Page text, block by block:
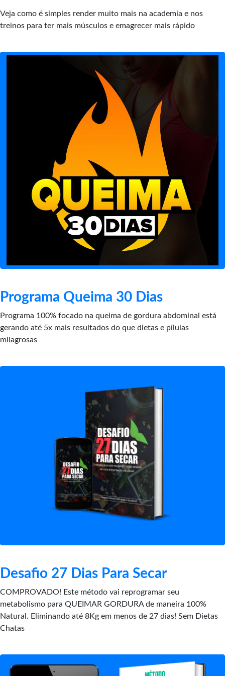
Veja como é simples render muito mais na academia e nos
treinos para ter mais músculos e emagrecer mais rápido
Programa Queima 30 Dias
Programa 100% focado na queima de gordura abdominal está
gerando até 5x mais resultados do que dietas e pílulas
milagrosas
Desafio 27 Dias Para Secar
COMPROVADO! Este método vai reprogramar seu
metabolismo para QUEIMAR GORDURA de maneira 100%
Natural. Eliminando até 8Kg em menos de 27 dias! Sem Dietas
Chatas